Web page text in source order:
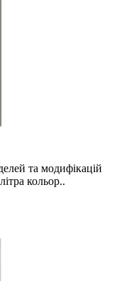
та модифікацій
кольор..